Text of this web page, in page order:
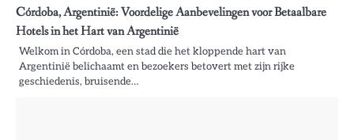
Córdoba, Argentinië: Voordelige Aanbevelingen voor Betaalbare
Hotels in het Hart van Argentinië
Welkom in Córdoba, een stad die het kloppende hart van
Argentinië belichaamt en bezoekers betovert met zijn rijke
geschiedenis, bruisende…